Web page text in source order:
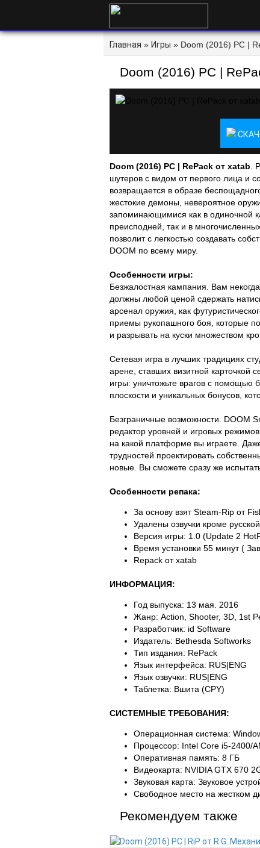
Главная » Игры » Doom (2016) PC |
Doom (2016) PC |
Doom (2016) PC | RePack от xatab .
шутеров с видом от первого лица и
возвращается в образе
жестокие демоны, невероятное
запоминающимися как в одиночной
преисподней, так и в
позволит с легкостью создавать
DOOM по всему миру.
Особенности игры:
Безжалостная кампания. Вам
должны любой ценой сдержать
арсенал оружия, как
приемы рукопашного боя, которые
и разрывать на куски множеством
Сетевая игра в лучших традициях
арене, ставших визитной карточкой
игры: уничтожьте врагов с помощью
плоскости и уникальных бонусов,
Безграничные возможности. DOOM
редактор уровней и игровых
на какой платформе вы играете.
трудностей проектировать
новые. Вы сможете сразу же
Особенности репака:
За основу взят Steam-Rip от
Удалены озвучки кроме
Версия игры: 1.0 (Update 2
Время установки 55 минут (
Repack от xatab
ИНФОРМАЦИЯ:
Год выпуска: 13 мая. 2016
Жанр: Action, Shooter, 3D, 1st
Разработчик: id Software
Издатель: Bethesda Softworks
Тип издания: RePack
Язык интерфейса: RUS|ENG
Язык озвучки: RUS|ENG
Таблетка: Вшита (CPY)
СИСТЕМНЫЕ ТРЕБОВАНИЯ:
Операционная система:
Процессор: Intel Core i5-2400/
Оперативная память: 8 ГБ
Видеокарта: NVIDIA GTX 670
Звуковая карта: Звуковое
Свободное место на жестком
Рекомендуем также